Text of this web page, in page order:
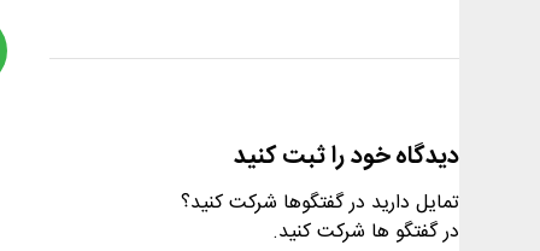
دیدگاه خود را ثبت کنید
تمایل دارید در گفتگوها شرکت کنید؟
در گفتگو ها شرکت کنید.